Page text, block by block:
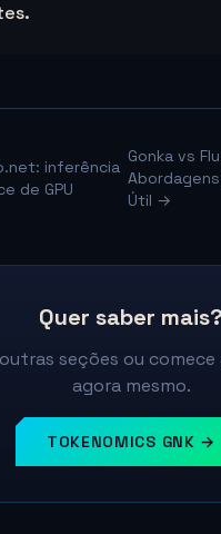
inferência
de GPU
Gonka vs
Útil →
Quer saber mais?
seções ou comece
agora mesmo.
TOKENOMICS GNK →